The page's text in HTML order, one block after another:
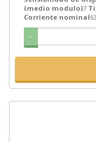
(medio modulo)7
Corriente nominal
-